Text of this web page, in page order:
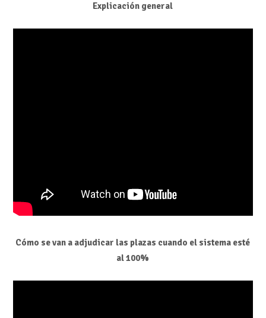
Explicación general
Cómo se van a adjudicar las plazas cuando el sistema esté
al 100%